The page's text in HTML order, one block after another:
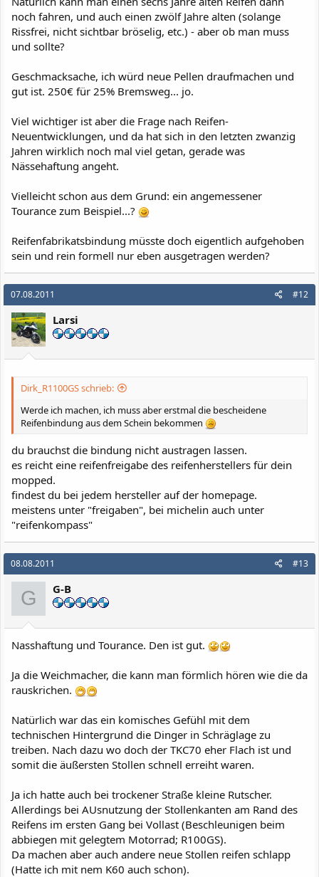
noch fahren, und auch einen zwölf Jahre alten (solange
Rissfrei, nicht sichtbar bröselig, etc.) - aber ob man muss
und sollte?
Geschmacksache, ich würd neue Pellen draufmachen und
gut ist. 250€ für 25% Bremsweg... jo.
Viel wichtiger ist aber die Frage nach Reifen-
Neuentwicklungen, und da hat sich in den letzten zwanzig
Jahren wirklich noch mal viel getan, gerade was
Nässehaftung angeht.
Vielleicht schon aus dem Grund: ein angemessener
Tourance zum Beispiel...?
Reifenfabrikatsbindung müsste doch eigentlich aufgehoben
sein und rein formell nur eben ausgetragen werden?
07.08.2011 #12
Larsi
Dirk_R1100GS schrieb:
Werde ich machen, ich muss aber erstmal die bescheidene
Reifenbindung aus dem Schein bekommen
du brauchst die bindung nicht austragen lassen.
es reicht eine reifenfreigabe des reifenherstellers für dein
mopped.
findest du bei jedem hersteller auf der homepage.
meistens unter "freigaben", bei michelin auch unter
"reifenkompass"
08.08.2011 #13
G G-B
Nasshaftung und Tourance. Den ist gut.
Ja die Weichmacher, die kann man förmlich hören wie die da
rauskrichen.
Natürlich war das ein komisches Gefühl mit dem
technischen Hintergrund die Dinger in Schräglage zu
treiben. Nach dazu wo doch der TKC70 eher Flach ist und
somit die äußersten Stollen schnell erreiht waren.
Ja ich hatte auch bei trockener Straße kleine Rutscher.
Allerdings bei AUsnutzung der Stollenkanten am Rand des
Reifens im ersten Gang bei Vollast (Beschleunigen beim
abbiegen mit gelegtem Motorrad; R100GS).
Da machen aber auch andere neue Stollen reifen schlapp
(Hatte ich mit nem K60 auch schon).